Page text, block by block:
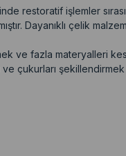
restoratif işlemler
Dayanıklı çelik
ve fazla materyalleri
çukurları